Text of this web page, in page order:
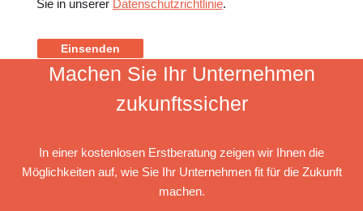
Sie in unserer Datenschutzrichtlinie.
Einsenden
Machen Sie Ihr Unternehmen
zukunftssicher
In einer kostenlosen Erstberatung zeigen wir Ihnen die
Möglichkeiten auf, wie Sie Ihr Unternehmen fit für die Zukunft
machen.